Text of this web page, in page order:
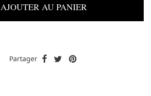
AJOUTER AU PANIER
Partager